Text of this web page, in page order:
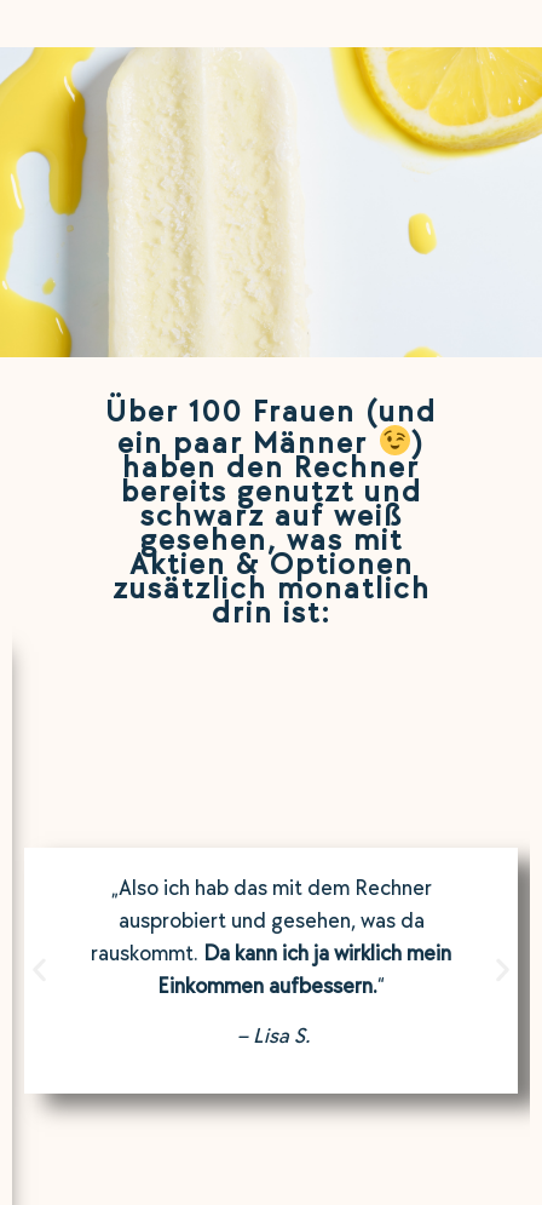
Über 100 Frauen (und
ein paar Männer
)
haben den Rechner
bereits genutzt und
schwarz auf weiß
gesehen, was mit
Aktien & Optionen
zusätzlich monatlich
drin ist:
„Also ich hab das mit dem Rechner
ausprobiert und gesehen, was da
rauskommt. Da kann ich ja wirklich mein
Einkommen aufbessern.“
– Lisa S.